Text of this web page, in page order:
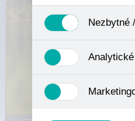
Nezbytné
se mimo jiné k ukládání
není zapotřebí Váš
nejedná o osobní
odkazy, prohlížené zboží